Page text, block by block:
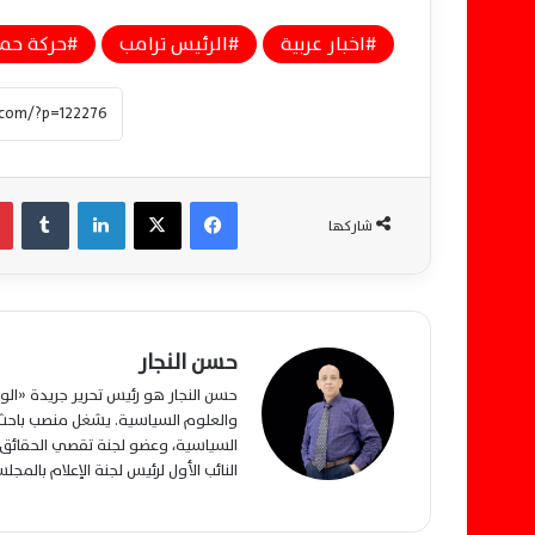
اخبار عربية الرئيس ترامب حركة
شاركها
فيسبوك ‫X لينكدإن
حسن النجار
حسن النجار هو رئيس تحرير جريدة
والعلوم السياسية. يشغل منصب
السياسية، وعضو لجنة تقصي
النائب الأول لرئيس لجنة الإعلام